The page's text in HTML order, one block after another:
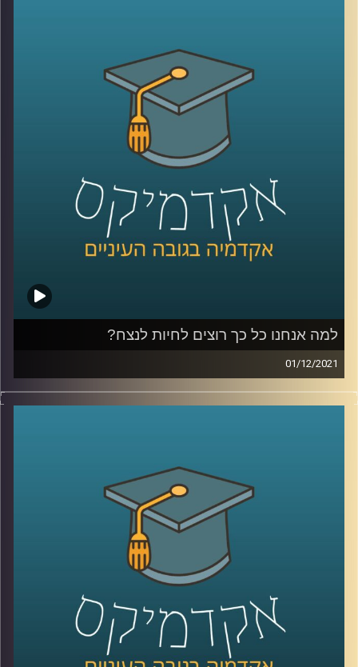
שיש תחום נוסף שהושפע מהקורונה ופחות מדברים עליו –
בפרק זה שוחחתי עם ד"ר אורי ליפשין, מרצה לפסיכולוגיה
אקזיסטנציאליסטית על ההשפעות של הקורונה על מערכת
היחסים הזוגית, למה הקורונה גרמה ל"מגיפת פרידות" ואיך זה
לשיחה עם ד"ר אורי ליפשין על פסיכולוגיה
אקזיסטנציאליסטית והרצון לחיות לנצח– לחצו כאן
לשיחה עם ד"ר אורי ליפשין על "מוטיבציה לחוסר אונים" –
לחצו כאן
קרדיט תמונות:AudioVersity
למה אנחנו כל כך רוצים לחיות לנצח?
01/12/2021
אף על פי שברור לנו שאין לנו אפשרות לחיות לנצח מדובר
בכמיהה שקיימת בכולנו.
אקזיסטנציאליסטית (קיומית) על הביטויים של הרצון לחיות
לנצח בחיינו, הצורך הפסיכולוגי בהמשכיות, היבטים
פסיכולוגים בהתנהגותנו במצב סכנה (למשל: מלחמה או
מגיפה) וגם, למה אנחנו כל כך מפחדים מהמוות.
לשיחה עם ד"ר אורי ליפשין על מגיפת הפרידות בתקופת
לחצו כאן
לשיחה עם ד"ר אורי ליפשין על "מוטיבציה לחוסר אונים" –